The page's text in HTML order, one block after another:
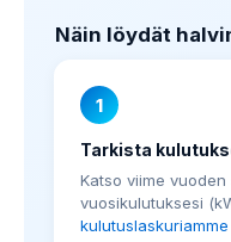
Näin löydät
1
Tarkista
Katso viime
vuosikulutuksesi
kulutuslaskuriamme